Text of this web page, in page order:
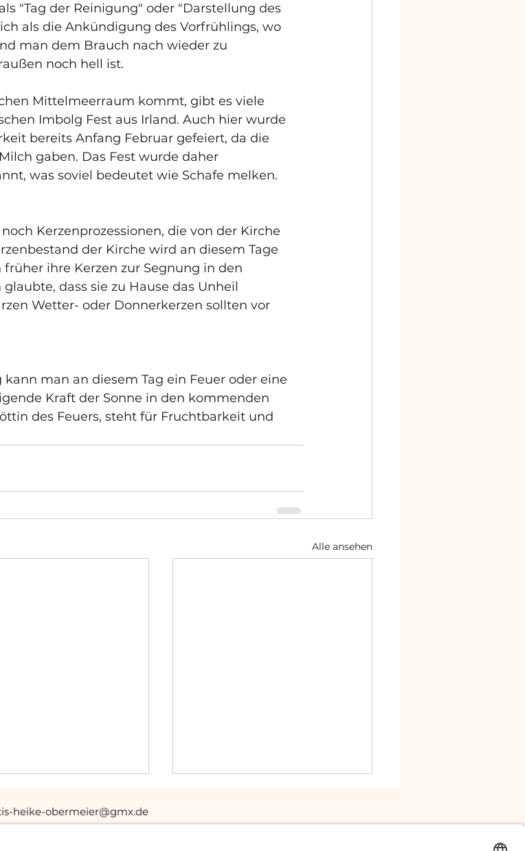
"Tag der Reinigung" oder "Darstellung des
als die Ankündigung des Vorfrühlings, wo
man dem Brauch nach wieder zu
noch hell ist.
Mittelmeerraum kommt, gibt es viele
Imbolg Fest aus Irland. Auch hier wurde
bereits Anfang Februar gefeiert, da die
gaben. Das Fest wurde daher
was soviel bedeutet wie Schafe melken.
Kerzenprozessionen, die von der Kirche
der Kirche wird an diesem Tage
ihre Kerzen zur Segnung in den
dass sie zu Hause das Unheil
Wetter- oder Donnerkerzen sollten vor
man an diesem Tag ein Feuer oder eine
Kraft der Sonne in den kommenden
des Feuers, steht für Fruchtbarkeit und
Alle ansehen
heike-obermeier@gmx.de